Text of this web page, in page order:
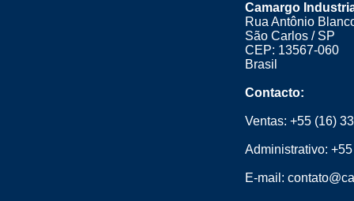
Camargo
Rua Antônio
São Carlos / SP
CEP: 13567-060
Brasil
Contacto:
Ventas: +55 (16)
Administrativo:
E-mail: